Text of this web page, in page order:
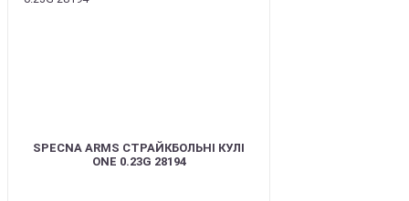
SPECNA ARMS СТРАЙКБОЛЬНІ КУЛІ
ONE 0.23G 28194